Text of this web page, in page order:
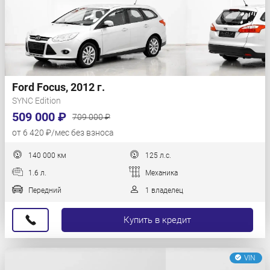
Ford Focus, 2012 г.
SYNC Edition
509 000 ₽
709 000 ₽
от 6 420 ₽/мес без взноса
140 000 км 125 л.с.
1.6 л. Механика
Передний 1 владелец
Купить в кредит
VIN